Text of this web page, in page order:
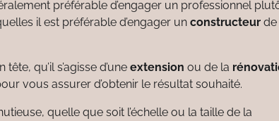
préférable d’engager un professionnel
il est préférable d’engager un constructeur de
tête, qu’il s’agisse d’une extension ou de la
vous assurer d’obtenir le résultat souhaité.
quelle que soit l’échelle ou la taille de la